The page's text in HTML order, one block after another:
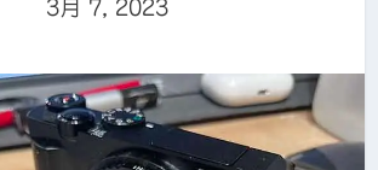
3月 7, 2023